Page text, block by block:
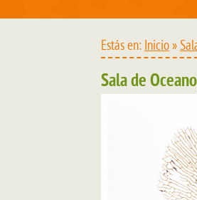
Estás en: Inicio»
Sala de